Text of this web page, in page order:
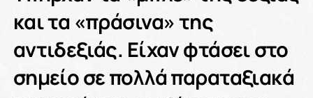
και τα «πράσινα» της
αντιδεξιάς. Είχαν φτάσει στο
σημείο σε πολλά παραταξιακά